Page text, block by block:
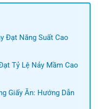
Đạt Năng Suất Cao
Tỷ Lệ Nảy Mầm Cao
Giấy Ăn: Hướng Dẫn